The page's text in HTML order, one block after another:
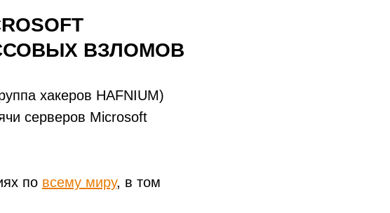
ВЗЛОМОВ
хакеров HAFNIUM)
серверов Microsoft
по всему миру, в том